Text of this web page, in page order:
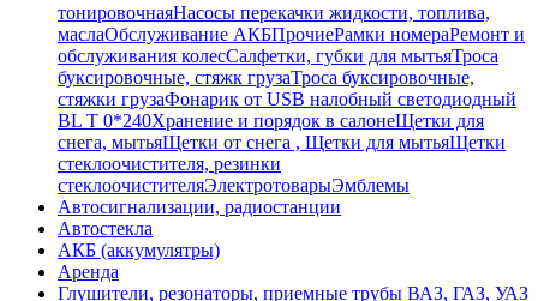
тонировочнаяНасосы перекачки жидкости, топлива,
маслаОбслуживание АКБПрочиеРамки номераРемонт и
обслуживания колесСалфетки, губки для мытьяТроса
буксировочные, стяжк грузаТроса буксировочные,
стяжки грузаФонарик от USB налобный светодиодный
BL T 0*240Хранение и порядок в салонеЩетки для
снега, мытьяЩетки от снега , Щетки для мытьяЩетки
стеклоочистителя, резинки
стеклоочистителяЭлектротоварыЭмблемы
Автосигнализации, радиостанции
Автостекла
АКБ (аккумулятры)
Аренда
Глушители, резонаторы, приемные трубы ВАЗ, ГАЗ, УАЗ